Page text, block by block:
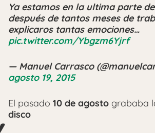
Ya estamos en la ultima parte
después de tantos meses de
explicaros tantas emociones…
pic.twitter.com/Ybgzm6Yjrf
— Manuel Carrasco
agosto 19, 2015
El pasado 10 de agosto grababa
disco